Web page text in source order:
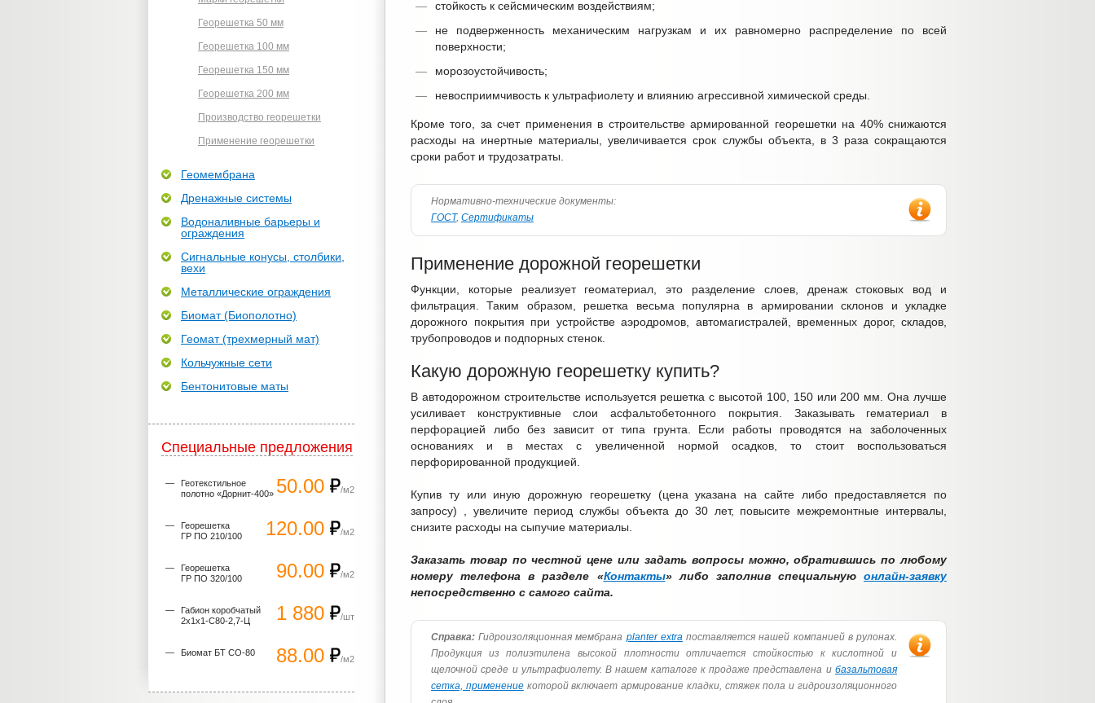
стойкость к сейсмическим воздействиям;
не подверженность механическим нагрузкам и их равномерно распределение по всей
поверхности;
морозоустойчивость;
невосприимчивость к ультрафиолету и влиянию агрессивной химической среды.
Кроме того, за счет применения в строительстве армированной георешетки на 40% снижаются
расходы на инертные материалы, увеличивается срок службы объекта, в 3 раза сокращаются
сроки работ и трудозатраты.
Нормативно-технические документы:
ГОСТ, Сертификаты
Применение дорожной георешетки
Функции, которые реализует геоматериал, это разделение слоев, дренаж стоковых вод и
фильтрация. Таким образом, решетка весьма популярна в армировании склонов и укладке
дорожного покрытия при устройстве аэродромов, автомагистралей, временных дорог, складов,
трубопроводов и подпорных стенок.
Какую дорожную георешетку купить?
В автодорожном строительстве используется решетка с высотой 100, 150 или 200 мм. Она лучше
усиливает конструктивные слои асфальтобетонного покрытия. Заказывать гематериал в
перфорацией либо без зависит от типа грунта. Если работы проводятся на заболоченных
основаниях и в местах с увеличенной нормой осадков, то стоит воспользоваться
перфорированной продукцией.
Купив ту или иную дорожную георешетку (цена указана на сайте либо предоставляется по
запросу) , увеличите период службы объекта до 30 лет, повысите межремонтные интервалы,
снизите расходы на сыпучие материалы.
Заказать товар по честной цене или задать вопросы можно, обратившись по любому
номеру телефона в разделе «Контакты» либо заполнив специальную онлайн-заявку
непосредственно с самого сайта.
Справка: Гидроизоляционная мембрана planter extraпоставляется нашей компанией в рулонах.
Продукция из полиэтилена высокой плотности отличается стойкостью к кислотной и
щелочной среде и ультрафиолету. В нашем каталоге к продаже представлена и базальтовая
сетка, применениекоторой включает армирование кладки, стяжек пола и гидроизоляционного
Георешетка 50 мм
Георешетка 100 мм
Георешетка 150 мм
Георешетка 200 мм
Производство георешетки
Применение георешетки
Геомембрана
Дренажные системы
Водоналивные барьеры и
ограждения
Сигнальные конусы, столбики,
вехи
Металлические ограждения
Биомат (Биополотно)
Геомат (трехмерный мат)
Кольчужные сети
Бентонитовые маты
Специальные предложения
50.00 /м2
Геотекстильное
полотно «Дорнит-400»
120.00 /м2
Георешетка
ГР ПО 210/100
90.00 /м2
Георешетка
ГР ПО 320/100
1 880 /шт
Габион коробчатый
2х1х1-С80-2,7-Ц
88.00 /м2
Биомат БТ СО-80